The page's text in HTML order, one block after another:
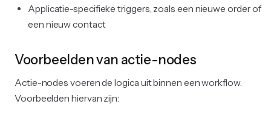
Applicatie-specifieke triggers, zoals een nieuwe order of
een nieuw contact
Voorbeelden van actie-nodes
Actie-nodes voeren de logica uit binnen een workflow.
Voorbeelden hiervan zijn: